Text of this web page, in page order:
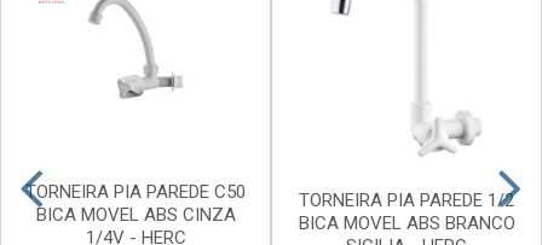
TORNEIRA PIA PAREDE C50
BICA MOVEL ABS CINZA
1/4V - HERC
TORNEIRA PIA PAREDE 1/2
BICA MOVEL ABS BRANCO